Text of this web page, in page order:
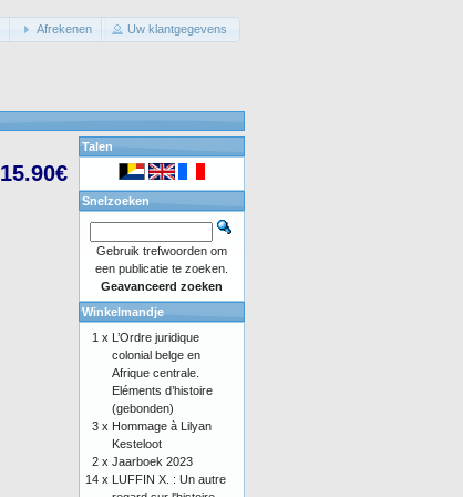
Afrekenen Uw klantgegevens
15.90€
Talen
Snelzoeken
Gebruik trefwoorden om
een publicatie te zoeken.
Geavanceerd zoeken
Winkelmandje
1 x L’Ordre juridique
colonial belge en
Afrique centrale.
Eléments d’histoire
(gebonden)
3 x Hommage à Lilyan
Kesteloot
2 x Jaarboek 2023
14 x LUFFIN X. : Un autre